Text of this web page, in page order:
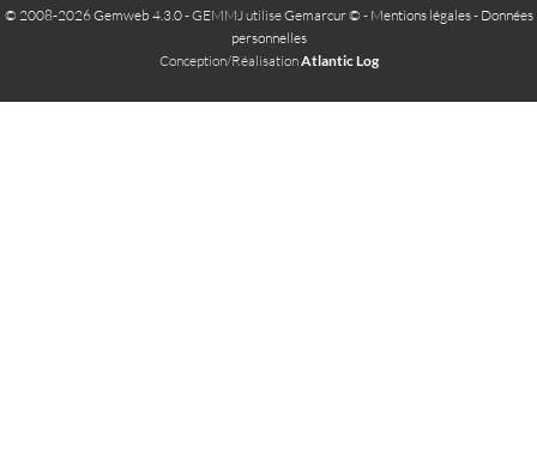
© 2008-2026 Gemweb 4.3.0- GEMMJ utiliseGemarcur © - Mentions légales- Données
personnelles
Conception/RéalisationAtlantic Log